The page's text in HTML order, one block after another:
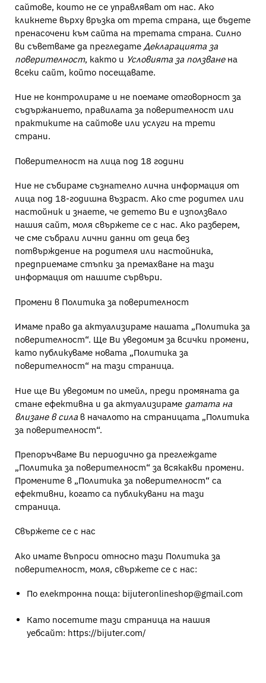
сайтове, които не се управляват от нас. Ако
кликнете върху връзка от трета страна, ще бъдете
пренасочени към сайта на третата страна. Силно
ви съветваме да прегледате Декларацията за
поверителност, както и Условията за ползванена
всеки сайт, който посещавате.
Ние не контролираме и не поемаме отговорност за
съдържанието, правилата за поверителност или
практиките на сайтове или услуги на трети
страни.
Поверителност на лица под 18 години
Ние не събираме съзнателно лична информация от
лица под 18-годишна възраст. Ако сте родител или
настойник и знаете, че детето Ви е използвало
нашия сайт, моля свържете се с нас. Ако разберем,
че сме събрали лични данни от деца без
потвърждение на родителя или настойника,
предприемаме стъпки за премахване на тази
информация от нашите сървъри.
Промени в Политика за поверителност
Имаме право да актуализираме нашата „Политика за
поверителност“. Ще Ви уведомим за всички промени,
като публикуваме новата „Политика за
поверителност“ на тази страница.
Ние ще Ви уведомим по имейл, преди промяната да
стане ефективна и да актуализираме датата на
влизане в сила в началото на страницата „Политика
за поверителност“.
Препоръчваме Ви периодично да преглеждате
„Политика за поверителност“ за всякакви промени.
Промените в „Политика за поверителност“ са
ефективни, когато са публикувани на тази
страница.
Свържете се с нас
Ако имате въпроси относно тази Политика за
поверителност, моля, свържете се с нас:
По електронна поща: bijuteronlineshop@gmail.com
Като посетите тази страница на нашия
уебсайт: https://bijuter.com/